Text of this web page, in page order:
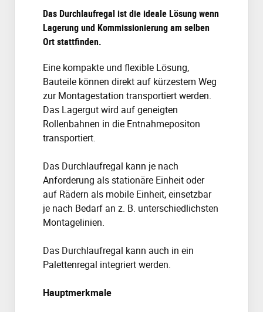
Das Durchlaufregal ist die ideale Lösung wenn
Lagerung und Kommissionierung am selben
Ort stattfinden.
Eine kompakte und flexible Lösung,
Bauteile können direkt auf kürzestem Weg
zur Montagestation transportiert werden.
Das Lagergut wird auf geneigten
Rollenbahnen in die Entnahmepositon
transportiert.
Das Durchlaufregal kann je nach
Anforderung als stationäre Einheit oder
auf Rädern als mobile Einheit, einsetzbar
je nach Bedarf an z. B. unterschiedlichsten
Montagelinien.
Das Durchlaufregal kann auch in ein
Palettenregal integriert werden.
Hauptmerkmale